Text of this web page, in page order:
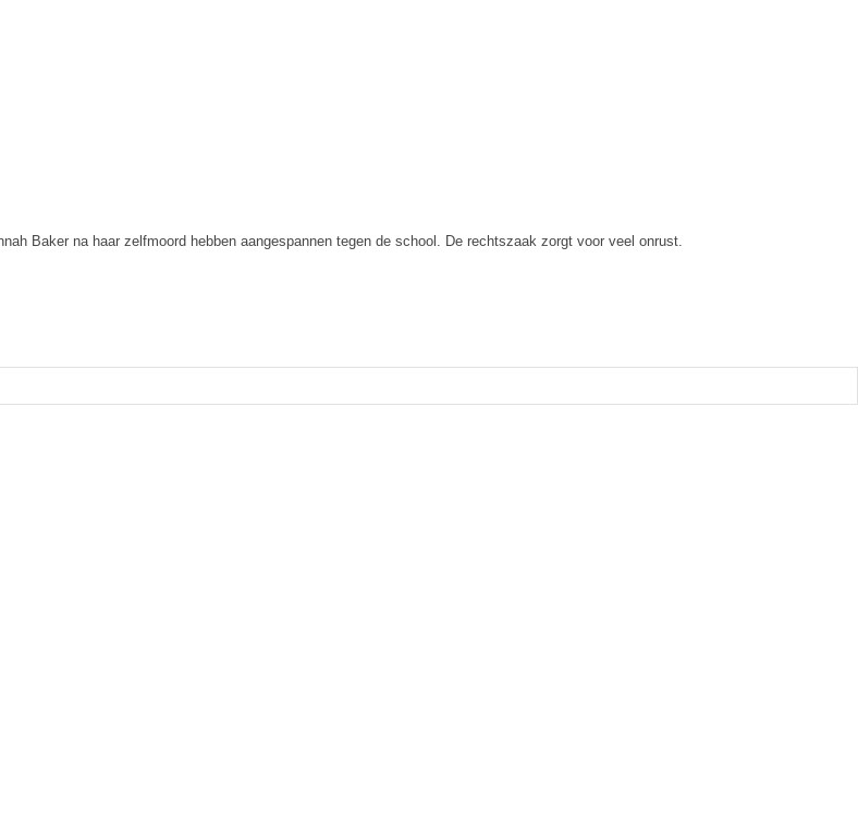
Baker na haar zelfmoord hebben aangespannen tegen de school. De rechtszaak zorgt voor veel onrust.